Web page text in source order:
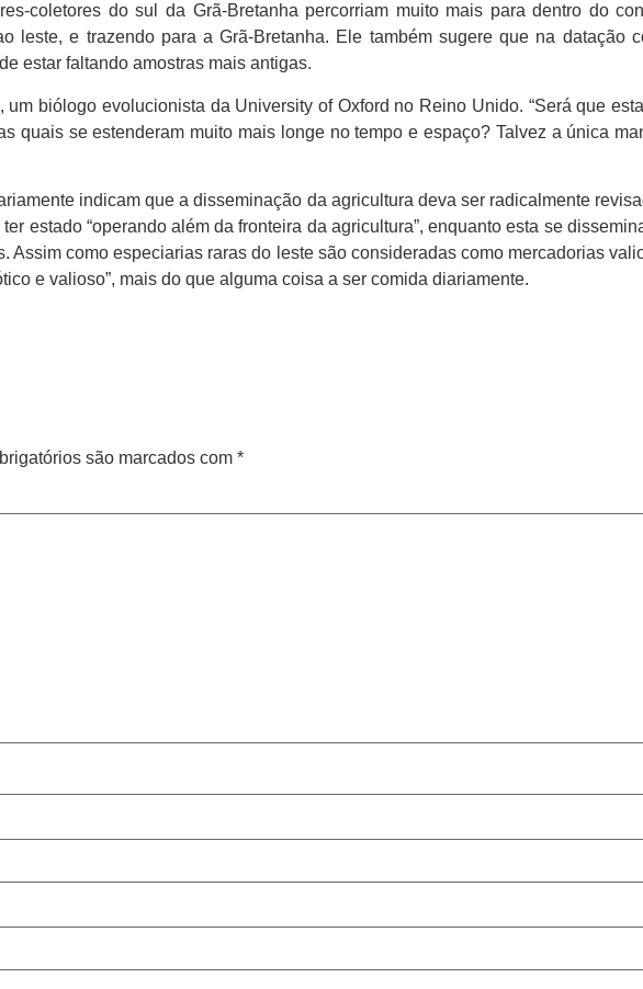
coletores do sul da Grã-Bretanha percorriam muito mais para dentro do
leste, e trazendo para a Grã-Bretanha. Ele também sugere que na datação
estar faltando amostras mais antigas.
biólogo evolucionista da University of Oxford no Reino Unido. “Será que
quais se estenderam muito mais longe no tempo e espaço? Talvez a única
indicam que a disseminação da agricultura deva ser radicalmente
estado “operando além da fronteira da agricultura”, enquanto esta se
Assim como especiarias raras do leste são consideradas como mercadorias
e valioso”, mais do que alguma coisa a ser comida diariamente.
são marcados com *